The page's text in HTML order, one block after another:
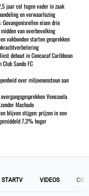
jaar cel tegen vader in zaak
en verwaarlozing
Gevangenisrellen eisen drie
van overbevolking
vakbonden starten gesprekken
debuut in Concacaf Caribbean
Club Sando FC
over miljoenensteun aan
Venezuela
Machado
blijven stijgen: prijzen in een
7,3% hoger
STARTV VIDEOS